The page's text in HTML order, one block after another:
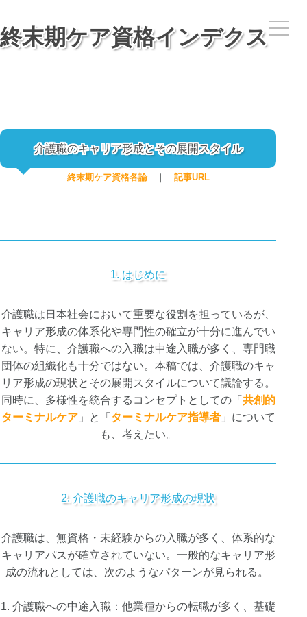
終末期ケア資格インデクス
介護職のキャリア形成とその展開スタイル
終末期ケア資格各論｜ 記事URL
1. はじめに
介護職は日本社会において重要な役割を担っているが、
キャリア形成の体系化や専門性の確立が十分に進んでい
ない。特に、介護職への入職は中途入職が多く、専門職
団体の組織化も十分ではない。本稿では、介護職のキャ
リア形成の現状とその展開スタイルについて議論する。
同時に、多様性を統合するコンセプトとしての「 共創的
ターミナルケア」と「 ターミナルケア指導者」について
も、考えたい。
2. 介護職のキャリア形成の現状
介護職は、無資格・未経験からの入職が多く、体系的な
キャリアパスが確立されていない。一般的なキャリア形
成の流れとしては、次のようなパターンが見られる。
1. 介護職への中途入職：他業種からの転職が多く、基礎